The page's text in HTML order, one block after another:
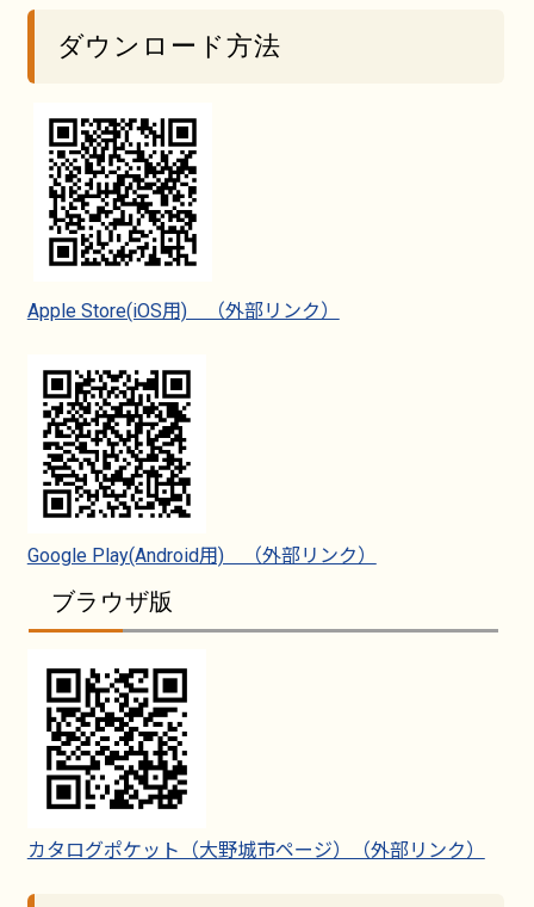
ダウンロード方法
Apple Store(iOS用) （外部リンク）
Google Play(Android用) （外部リンク）
ブラウザ版
カタログポケット（大野城市ページ）（外部リンク）